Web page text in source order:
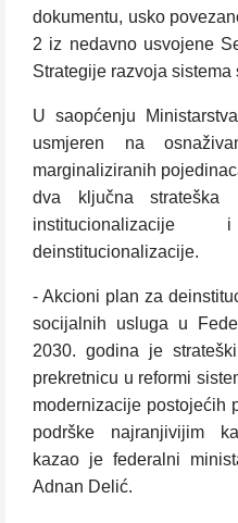
dokumentu, usko
2 iz nedavno usvojene
Strategije razvoja
U saopćenju
usmjeren na
marginaliziranih
dva ključna strateška
deinstitucionalizacije.
- Akcioni plan za
socijalnih usluga u
2030. godina je
prekretnicu u reformi
modernizacije postojećih
podrške najranjivijim
kazao je federalni
Adnan Delić.